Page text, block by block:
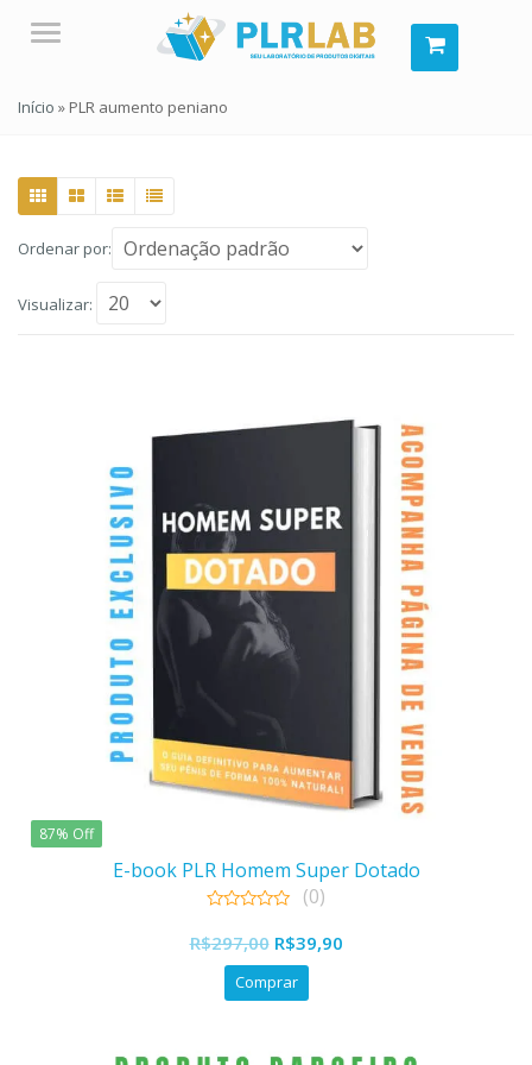
Menu
Início » PLR aumento peniano
Ordenar por:
Visualizar:
87% Off
E-book PLR Homem Super Dotado
out
of
(0)
R$297,00 O
preço
original
R$297,00.
R$39,90O
R$39,90.
Comprar